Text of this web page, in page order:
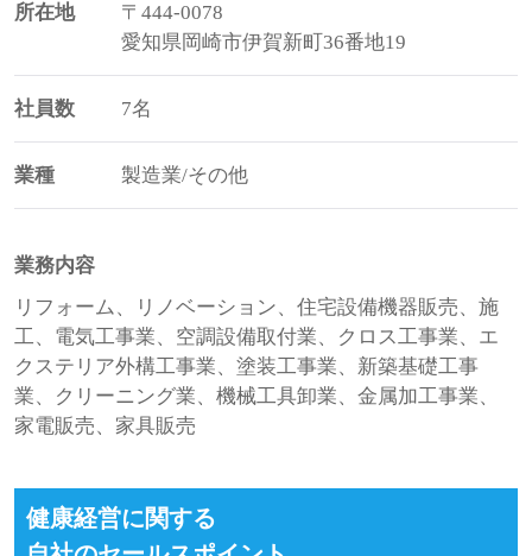
所在地
〒444-0078
愛知県岡崎市伊賀新町36番地19
社員数 7名
業種 製造業/その他
業務内容
リフォーム、リノベーション、住宅設備機器販売、施
工、電気工事業、空調設備取付業、クロス工事業、エ
クステリア外構工事業、塗装工事業、新築基礎工事
業、クリーニング業、機械工具卸業、金属加工事業、
家電販売、家具販売
健康経営に関する